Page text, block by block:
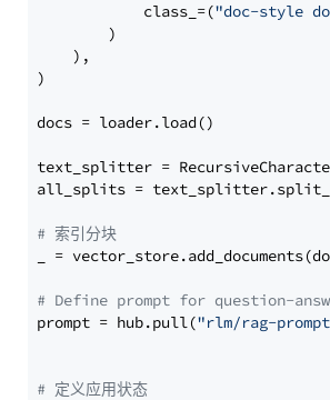
            class_=(
"doc-style
        )
    ),
)
docs = loader.load()
text_splitter =
all_splits =
# 索引分块
_ =
# Define prompt for question-
prompt = hub.pull("rlm/rag-
# 定义应用状态